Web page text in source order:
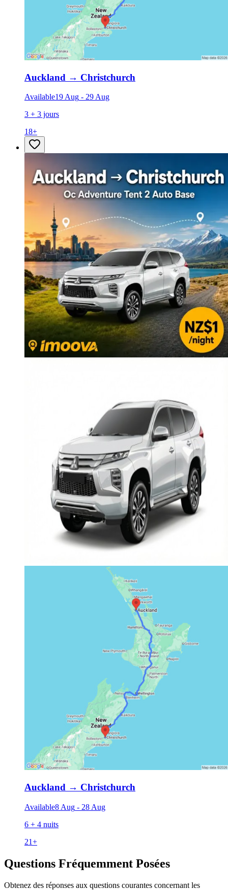
Auckland → Christchurch
Available19 Aug - 29 Aug
3 + 3 jours
18+
Auckland → Christchurch
Available8 Aug - 28 Aug
6 + 4 nuits
21+
Questions Fréquemment Posées
Obtenez des réponses aux questions courantes concernant les